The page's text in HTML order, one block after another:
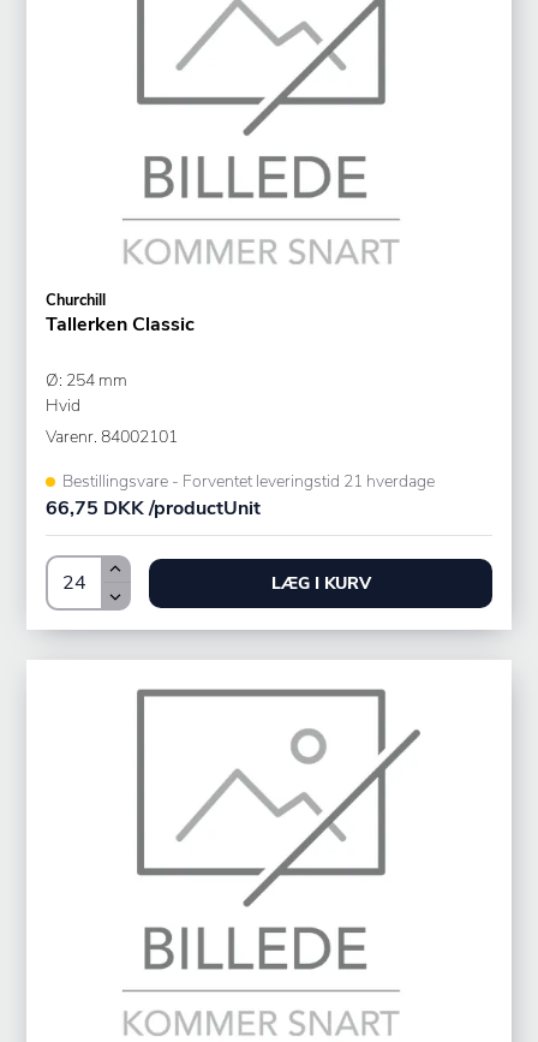
Churchill
Tallerken Classic
Ø: 254 mm
Hvid
Varenr. 84002101
Bestillingsvare - Forventet leveringstid 21 hverdage
66,75 DKK /productUnit
LÆG I KURV